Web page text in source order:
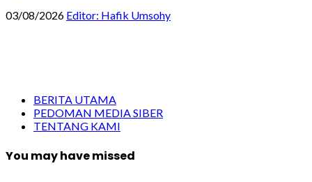
03/08/2026 Editor: Hafik Umsohy
BERITA UTAMA
PEDOMAN MEDIA SIBER
TENTANG KAMI
You may have missed